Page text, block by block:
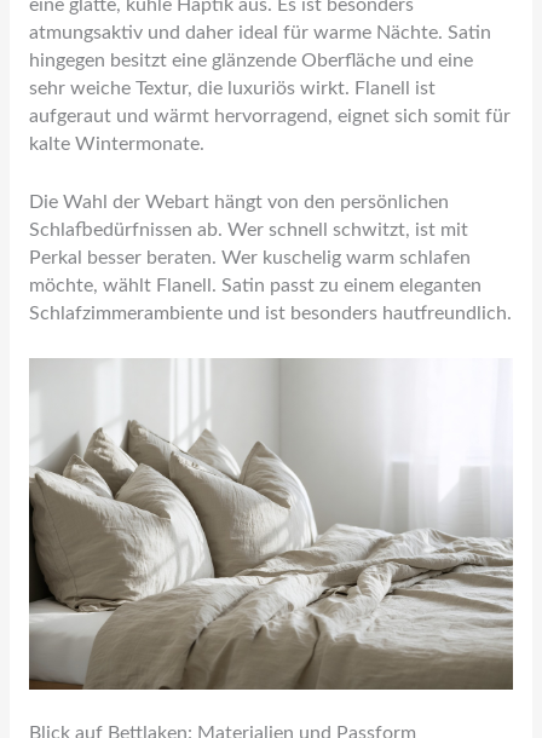
eine glatte, kühle Haptik aus. Es ist besonders
atmungsaktiv und daher ideal für warme Nächte. Satin
hingegen besitzt eine glänzende Oberfläche und eine
sehr weiche Textur, die luxuriös wirkt. Flanell ist
aufgeraut und wärmt hervorragend, eignet sich somit für
kalte Wintermonate.
Die Wahl der Webart hängt von den persönlichen
Schlafbedürfnissen ab. Wer schnell schwitzt, ist mit
Perkal besser beraten. Wer kuschelig warm schlafen
möchte, wählt Flanell. Satin passt zu einem eleganten
Schlafzimmerambiente und ist besonders hautfreundlich.
Blick auf Bettlaken: Materialien und Passform